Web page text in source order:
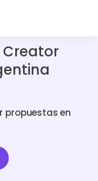
Creator
propuestas en